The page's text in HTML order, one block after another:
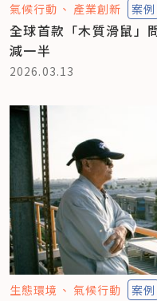
氣候行動 產業創新 案例
全球首款「木質滑鼠」
減一半
2026.03.13
生態環境 氣候行動 案例